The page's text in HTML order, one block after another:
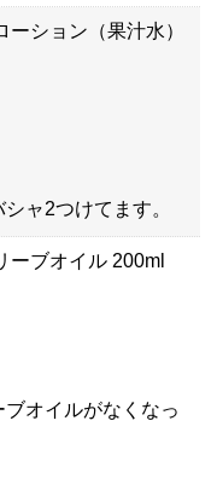
ション（果汁水）
ャ2つけてます。
ブオイル 200ml
オイルがなくなっ